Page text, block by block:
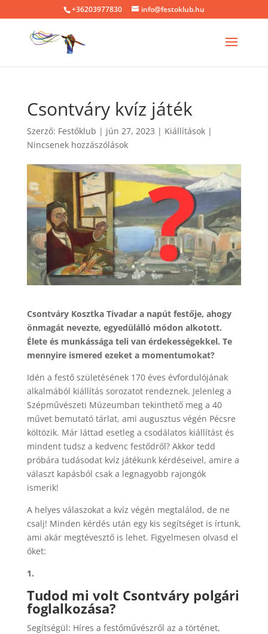
+36203977830 info@festoklub.hu
Csontváry kvíz játék
Szerző: Festőklub | jún 27, 2023 | Kiállítások|
Nincsenek hozzászólások
Csontváry Kosztka Tivadar a napút festője, ahogy
önmagát nevezte, egyedülálló módon alkotott.
Élete és munkássága teli van érdekességekkel. Te
mennyire ismered ezeket a momentumokat?
Idén a festő születésének 170 éves évfordulójának
alkalmából kiállítás sorozatot rendeznek. Jelenleg a
Szépművészeti Múzeumban tekinthető meg a 40
művet bemutató tárlat, ami augusztus végén Pécsre
költözik. Már láttad esetleg a csodálatos kiállítást és
mindent tudsz a kedvenc festődről? Akkor tedd
próbára tudásodat kvíz játékunk kérdéseivel, amire a
választ kapásból csak a legnagyobb rajongók
ismerik!
A helyes válaszokat a kvíz végén megtalálod, de ne
csalj! Minden kérdés után egy kis segítséget is írtunk,
ami akár megtévesztő is lehet. Figyelmesen olvasd el
őket:
1.
Tudod mi volt Csontváry polgári
foglalkozása?
Segítségül: Híres a festőművészről az a történet,